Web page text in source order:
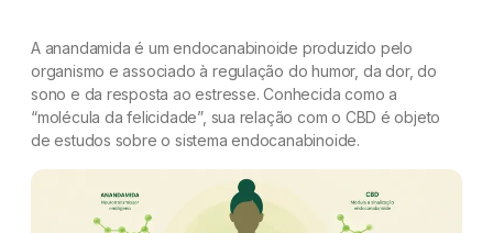
A anandamida é um endocanabinoide produzido pelo
organismo e associado à regulação do humor, da dor, do
sono e da resposta ao estresse. Conhecida como a
“molécula da felicidade”, sua relação com o CBD é objeto
de estudos sobre o sistema endocanabinoide.